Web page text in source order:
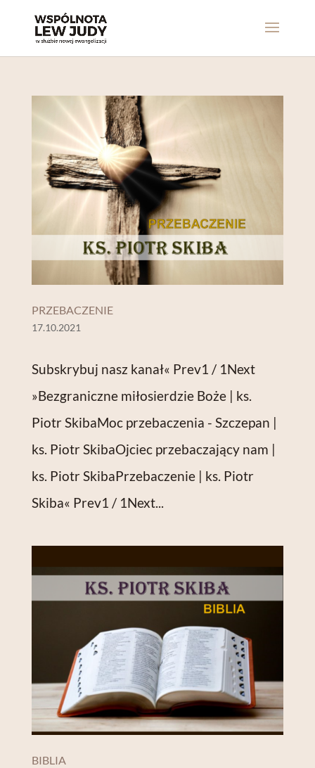
PRZEBACZENIE
17.10.2021
Subskrybuj nasz kanał« Prev1 / 1Next
»Bezgraniczne miłosierdzie Boże | ks.
Piotr SkibaMoc przebaczenia - Szczepan |
ks. Piotr SkibaOjciec przebaczający nam |
ks. Piotr SkibaPrzebaczenie | ks. Piotr
Skiba« Prev1 / 1Next...
BIBLIA